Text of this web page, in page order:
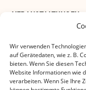
Wir verwenden
auf Gerätedaten, wie z. B.
bieten. Wenn Sie diesen
Website Informationen wie
verarbeiten. Wenn Sie Ihre
VERANSTALTUNGEN
ABONNIEREN SIE
E-Mail Adresse*